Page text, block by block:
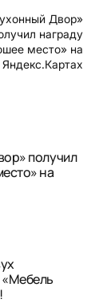
Двор»
награду
место» на
Яндекс.Картах
получил
на